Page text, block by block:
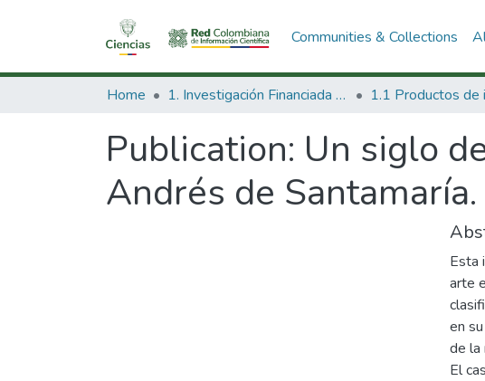
Communities & Collections
Home 1. Investigación Financiada con Recursos Públicos
Publication: Un siglo
Andrés de Santamaría.
Esta
arte
en
de la
El